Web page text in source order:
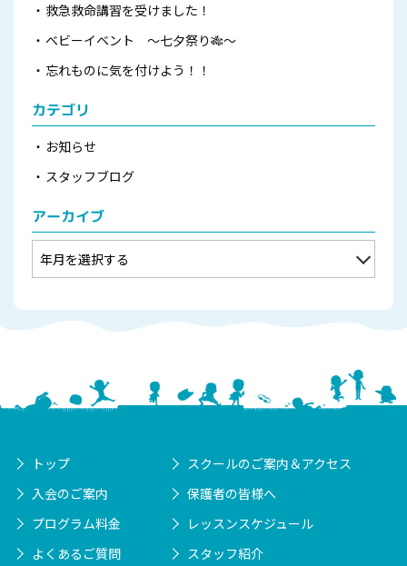
救急救命講習を受けました！
ベビーイベント ～七夕祭り🎋～
忘れものに気を付けよう！！
カテゴリ
お知らせ
スタッフブログ
アーカイブ
トップ
スクールのご案内＆アクセス
入会のご案内
保護者の皆様へ
プログラム料金
レッスンスケジュール
よくあるご質問
スタッフ紹介